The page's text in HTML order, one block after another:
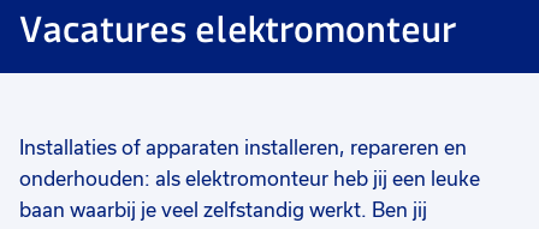
Vacatures elektromonteur
Installaties of apparaten installeren, repareren en
onderhouden: als elektromonteur heb jij een leuke
baan waarbij je veel zelfstandig werkt. Ben jij